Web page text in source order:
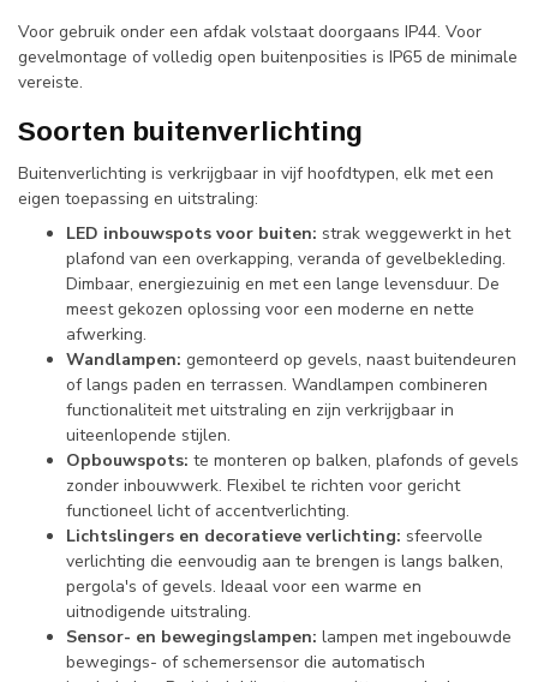
Voor gebruik onder een afdak volstaat doorgaans IP44. Voor
gevelmontage of volledig open buitenposities is IP65 de minimale
vereiste.
Soorten buitenverlichting
Buitenverlichting is verkrijgbaar in vijf hoofdtypen, elk met een
eigen toepassing en uitstraling:
LED inbouwspots voor buiten: strak weggewerkt in het
plafond van een overkapping, veranda of gevelbekleding.
Dimbaar, energiezuinig en met een lange levensduur. De
meest gekozen oplossing voor een moderne en nette
afwerking.
Wandlampen: gemonteerd op gevels, naast buitendeuren
of langs paden en terrassen. Wandlampen combineren
functionaliteit met uitstraling en zijn verkrijgbaar in
uiteenlopende stijlen.
Opbouwspots: te monteren op balken, plafonds of gevels
zonder inbouwwerk. Flexibel te richten voor gericht
functioneel licht of accentverlichting.
Lichtslingers en decoratieve verlichting: sfeervolle
verlichting die eenvoudig aan te brengen is langs balken,
pergola's of gevels. Ideaal voor een warme en
uitnodigende uitstraling.
Sensor- en bewegingslampen: lampen met ingebouwde
bewegings- of schemersensor die automatisch